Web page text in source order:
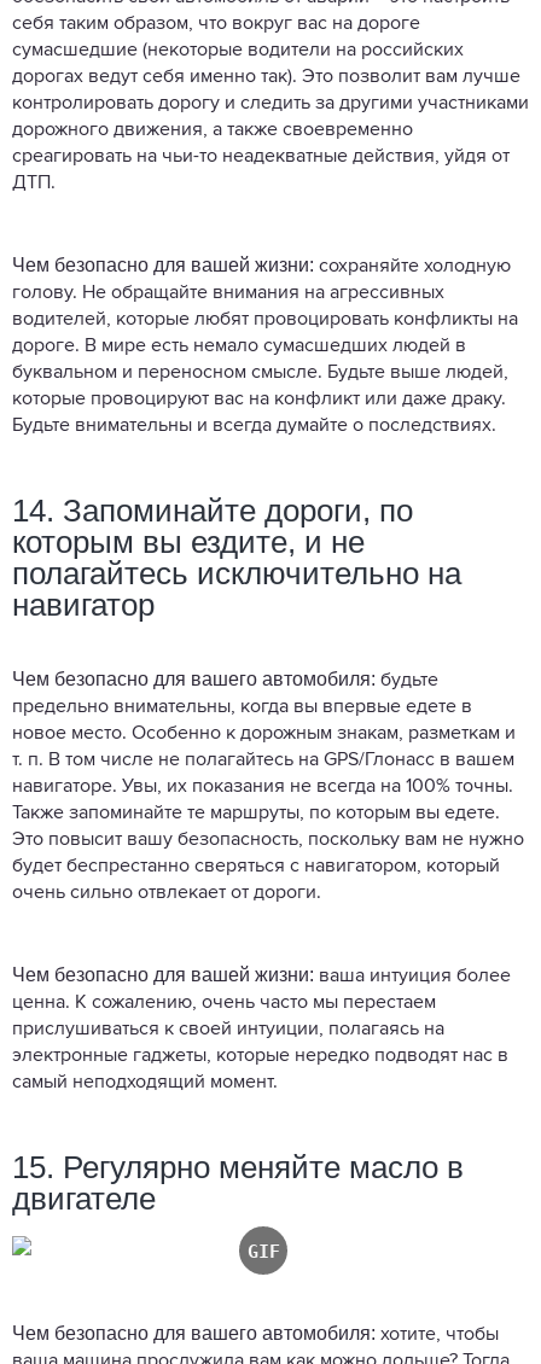
себя таким образом, что вокруг вас на дороге
сумасшедшие (некоторые водители на российских
дорогах ведут себя именно так). Это позволит вам лучше
контролировать дорогу и следить за другими участниками
дорожного движения, а также своевременно
среагировать на чьи-то неадекватные действия, уйдя от
ДТП.
Чем безопасно для вашей жизни: сохраняйте холодную
голову. Не обращайте внимания на агрессивных
водителей, которые любят провоцировать конфликты на
дороге. В мире есть немало сумасшедших людей в
буквальном и переносном смысле. Будьте выше людей,
которые провоцируют вас на конфликт или даже драку.
Будьте внимательны и всегда думайте о последствиях.
14. Запоминайте дороги, по
которым вы ездите, и не
полагайтесь исключительно на
навигатор
Чем безопасно для вашего автомобиля: будьте
предельно внимательны, когда вы впервые едете в
новое место. Особенно к дорожным знакам, разметкам и
т. п. В том числе не полагайтесь на GPS/Глонасс в вашем
навигаторе. Увы, их показания не всегда на 100% точны.
Также запоминайте те маршруты, по которым вы едете.
Это повысит вашу безопасность, поскольку вам не нужно
будет беспрестанно сверяться с навигатором, который
очень сильно отвлекает от дороги.
Чем безопасно для вашей жизни: ваша интуиция более
ценна. К сожалению, очень часто мы перестаем
прислушиваться к своей интуиции, полагаясь на
электронные гаджеты, которые нередко подводят нас в
самый неподходящий момент.
15. Регулярно меняйте масло в
двигателе
Чем безопасно для вашего автомобиля: хотите, чтобы